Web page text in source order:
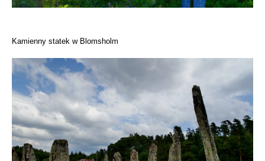
Kamienny statek w Blomsholm